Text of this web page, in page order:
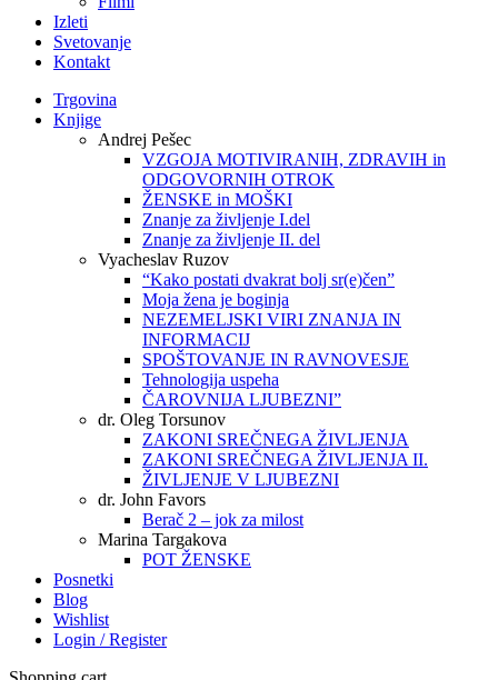
Izleti
Svetovanje
Kontakt
Trgovina
Knjige
Andrej Pešec
VZGOJA MOTIVIRANIH, ZDRAVIH in
ODGOVORNIH OTROK
ŽENSKE in MOŠKI
Znanje za življenje I.del
Znanje za življenje II. del
Vyacheslav Ruzov
“Kako postati dvakrat bolj sr(e)čen”
Moja žena je boginja
NEZEMELJSKI VIRI ZNANJA IN
INFORMACIJ
SPOŠTOVANJE IN RAVNOVESJE
Tehnologija uspeha
ČAROVNIJA LJUBEZNI”
dr. Oleg Torsunov
ZAKONI SREČNEGA ŽIVLJENJA
ZAKONI SREČNEGA ŽIVLJENJA II.
ŽIVLJENJE V LJUBEZNI
dr. John Favors
Berač 2 – jok za milost
Marina Targakova
POT ŽENSKE
Posnetki
Blog
Wishlist
Login / Register